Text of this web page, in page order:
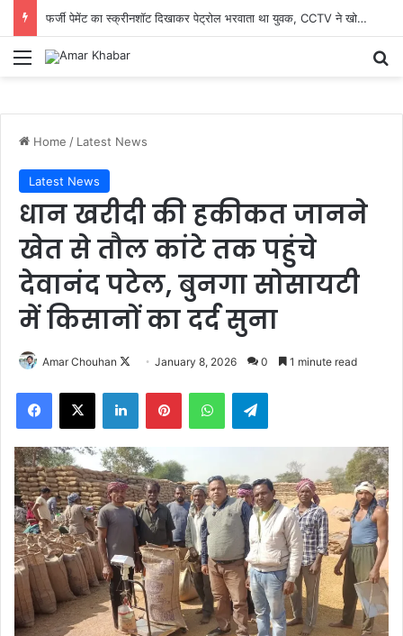
फर्जी पेमेंट का स्क्रीनशॉट दिखाकर पेट्रोल भरवाता था युवक, CCTV ने खोला राज; मारुती बलेनो समेत आरोपी गिरफ्तार
Menu
Home / Latest News
Latest News
धान खरीदी की हकीकत जानने
खेत से तौल कांटे तक पहुंचे
देवानंद पटेल, बुनगा सोसायटी
में किसानों का दर्द सुना
Amar Chouhan
FollowJanuary 8, 2026 0 1 minute read
Facebook
X LinkedInPinterestWhatsAppTelegram